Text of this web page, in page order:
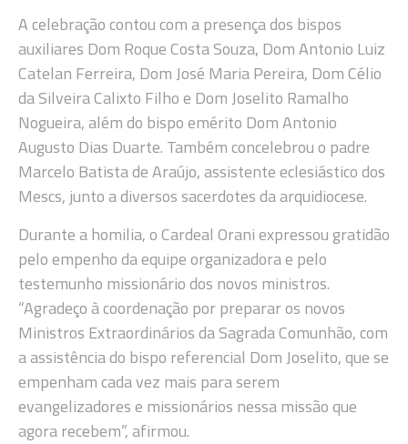
A celebração contou com a presença dos bispos
auxiliares Dom Roque Costa Souza, Dom Antonio Luiz
Catelan Ferreira, Dom José Maria Pereira, Dom Célio
da Silveira Calixto Filho e Dom Joselito Ramalho
Nogueira, além do bispo emérito Dom Antonio
Augusto Dias Duarte. Também concelebrou o padre
Marcelo Batista de Araújo, assistente eclesiástico dos
Mescs, junto a diversos sacerdotes da arquidiocese.
Durante a homilia, o Cardeal Orani expressou gratidão
pelo empenho da equipe organizadora e pelo
testemunho missionário dos novos ministros.
“Agradeço à coordenação por preparar os novos
Ministros Extraordinários da Sagrada Comunhão, com
a assistência do bispo referencial Dom Joselito, que se
empenham cada vez mais para serem
evangelizadores e missionários nessa missão que
agora recebem”, afirmou.